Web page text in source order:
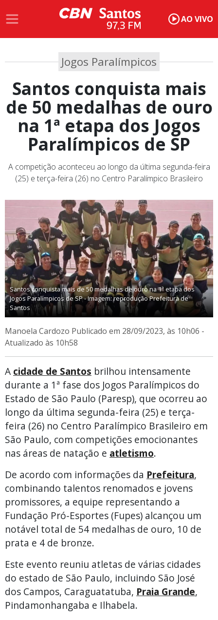
AO VIVO
Jogos Paralímpicos
Santos conquista mais
de 50 medalhas de ouro
na 1ª etapa dos Jogos
Paralímpicos de SP
A competição aconteceu ao longo da última segunda-feira
(25) e terça-feira (26) no Centro Paralímpico Brasileiro
Santos conquista mais de 50 medalhas de ouro na 1ª etapa dos
Jogos Paralímpicos de SP - Imagem: reprodução Prefeitura de
Santos
Manoela Cardozo Publicado em 28/09/2023, às 10h06 -
Atualizado às 10h58
A cidade de Santos brilhou intensamente
durante a 1ª fase dos Jogos Paralímpicos do
Estado de São Paulo (Paresp), que ocorreu ao
longo da última segunda-feira (25) e terça-
feira (26) no Centro Paralímpico Brasileiro em
São Paulo, com competições emocionantes
nas áreas de natação e atletismo.
De acordo com informações da Prefeitura,
combinando talentos renomados e jovens
promissores, a equipe representando a
Fundação Pró-Esportes (Fupes) alcançou um
notável total de 54 medalhas de ouro, 10 de
prata e 4 de bronze.
Este evento reuniu atletas de várias cidades
do estado de São Paulo, incluindo São José
dos Campos, Caraguatatuba, Praia Grande,
Pindamonhangaba e Ilhabela.